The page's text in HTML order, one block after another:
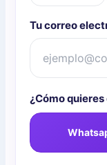
Tu correo
¿Cómo